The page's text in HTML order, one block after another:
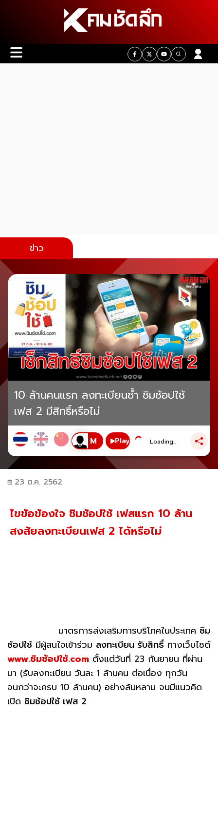
ข่าว
10 ล้านคนแรก ลงทะเบียนซ้ำ ชิมช้อปใช้
เฟส 2 มีสิทธิ์หรือไม่
Play Loading...
23 ต.ค. 2562
ไขข้อข้องใจ ชิมช้อปใช้ เฟสแรก 10 ล้าน
สงสัยลงทะเบียนเฟส 2 ได้หรือไม่
มาตรการส่งเสริมการบริโภคในประเทศ ชิม
ช้อปใช้ มีผู้สนใจเข้าร่วม ลงทะเบียน รับสิทธิ์ ทางเว็บไซต์
www.ชิมช้อปใช้.com ตั้งแต่วันที่ 23 กันยายน ที่ผ่าน
มา (รับลงทะเบียน วันละ 1 ล้านคน ต่อเนื่อง ทุกวัน
จนกว่าจะครบ 10 ล้านคน) อย่างล้นหลาม จนมีแนวคิด
เปิด ชิมช้อปใช้ เฟส 2